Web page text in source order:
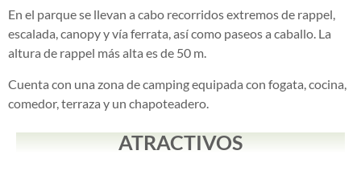
En el parque se llevan a cabo recorridos extremos de rappel,
escalada, canopy y vía ferrata, así como paseos a caballo. La
altura de rappel más alta es de 50 m.
Cuenta con una zona de camping equipada con fogata, cocina,
comedor, terraza y un chapoteadero.
ATRACTIVOS